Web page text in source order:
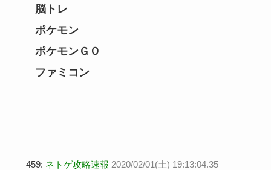
脳トレ
ポケモン
ポケモンＧＯ
ファミコン
459: ネトゲ攻略速報 2020/02/01(土) 19:13:04.35